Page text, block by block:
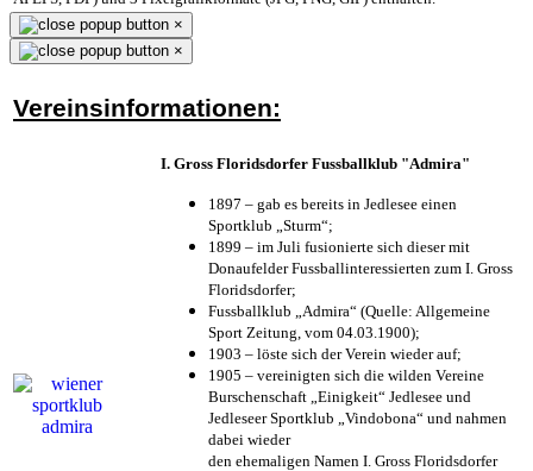
×
×
Vereinsinformationen:
I. Gross Floridsdorfer Fussballklub "Admira"
1897 – gab es bereits in Jedlesee einen
Sportklub „Sturm“;
1899 – im Juli fusionierte sich dieser mit
Donaufelder Fussballinteressierten zum I. Gross
Floridsdorfer;
Fussballklub „Admira“ (Quelle: Allgemeine
Sport Zeitung, vom 04.03.1900);
1903 – löste sich der Verein wieder auf;
1905 – vereinigten sich die wilden Vereine
Burschenschaft „Einigkeit“ Jedlesee und
Jedleseer Sportklub „Vindobona“ und nahmen
dabei wieder
den ehemaligen Namen I. Gross Floridsdorfer